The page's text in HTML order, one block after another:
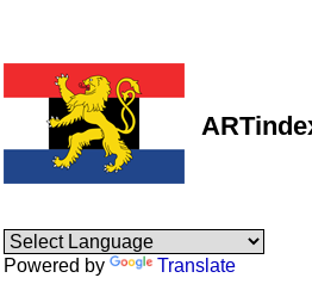
Powered by Translate